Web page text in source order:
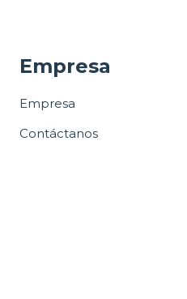
Empresa
Empresa
Contáctanos